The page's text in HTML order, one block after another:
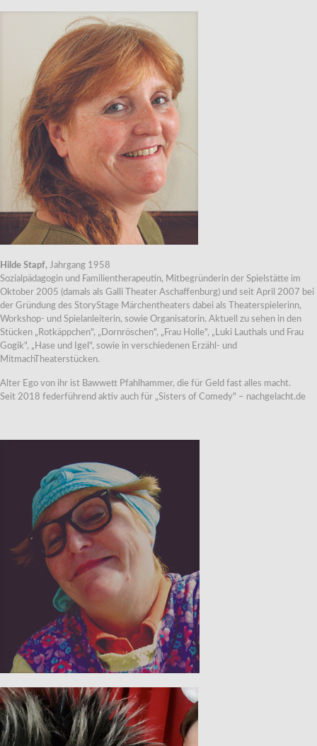
Hilde Stapf, Jahrgang 1958
Sozialpädagogin und Familientherapeutin, Mitbegründerin der Spielstätte im
Oktober 2005 (damals als Galli Theater Aschaffenburg) und seit April 2007 bei
der Gründung des StoryStage Märchentheaters dabei als Theaterspielerinn,
Workshop- und Spielanleiterin, sowie Organisatorin. Aktuell zu sehen in den
Stücken „Rotkäppchen", „Dornröschen", „Frau Holle", „Luki Lauthals und Frau
Gogik", „Hase und Igel", sowie in verschiedenen Erzähl- und
MitmachTheaterstücken.
Alter Ego von ihr ist Bawwett Pfahlhammer, die für Geld fast alles macht.
Seit 2018 federführend aktiv auch für „Sisters of Comedy" – nachgelacht.de